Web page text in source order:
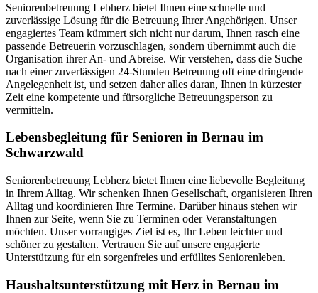
Seniorenbetreuung Lebherz bietet Ihnen eine schnelle und
zuverlässige Lösung für die Betreuung Ihrer Angehörigen. Unser
engagiertes Team kümmert sich nicht nur darum, Ihnen rasch eine
passende Betreuerin vorzuschlagen, sondern übernimmt auch die
Organisation ihrer An- und Abreise. Wir verstehen, dass die Suche
nach einer zuverlässigen 24-Stunden Betreuung oft eine dringende
Angelegenheit ist, und setzen daher alles daran, Ihnen in kürzester
Zeit eine kompetente und fürsorgliche Betreuungsperson zu
vermitteln.
Lebensbegleitung für Senioren in Bernau im
Schwarzwald
Seniorenbetreuung Lebherz bietet Ihnen eine liebevolle Begleitung
in Ihrem Alltag. Wir schenken Ihnen Gesellschaft, organisieren Ihren
Alltag und koordinieren Ihre Termine. Darüber hinaus stehen wir
Ihnen zur Seite, wenn Sie zu Terminen oder Veranstaltungen
möchten. Unser vorrangiges Ziel ist es, Ihr Leben leichter und
schöner zu gestalten. Vertrauen Sie auf unsere engagierte
Unterstützung für ein sorgenfreies und erfülltes Seniorenleben.
Haushalts­unterstützung mit Herz in Bernau im